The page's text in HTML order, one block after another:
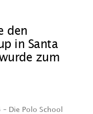
den
in Santa
zum
Die Polo School